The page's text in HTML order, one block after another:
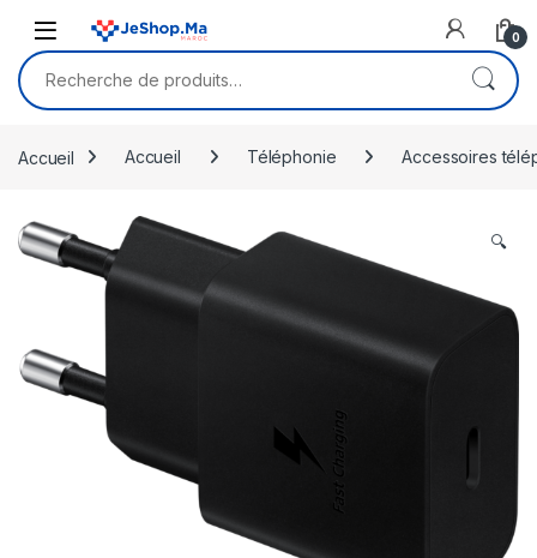
0
Recherche pour :
Accueil Accueil Téléphonie Accessoires
🔍